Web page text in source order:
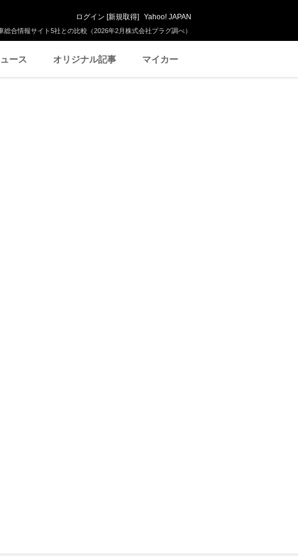
合情報サイト5社との比較（2026年2月株式会社プラグ調べ）
ログイン [新規取得] Yahoo! JAPAN
ース オリジナル記事 マイカー